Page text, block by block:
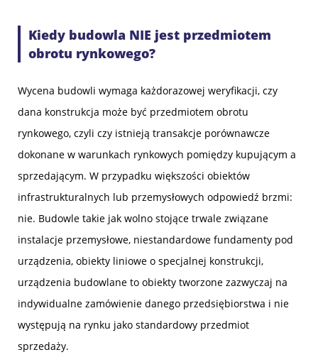
Kiedy budowla NIE jest przedmiotem
obrotu rynkowego?
Wycena budowli wymaga każdorazowej weryfikacji, czy
dana konstrukcja może być przedmiotem obrotu
rynkowego, czyli czy istnieją transakcje porównawcze
dokonane w warunkach rynkowych pomiędzy kupującym a
sprzedającym. W przypadku większości obiektów
infrastrukturalnych lub przemysłowych odpowiedź brzmi:
nie. Budowle takie jak wolno stojące trwale związane
instalacje przemysłowe, niestandardowe fundamenty pod
urządzenia, obiekty liniowe o specjalnej konstrukcji,
urządzenia budowlane to obiekty tworzone zazwyczaj na
indywidualne zamówienie danego przedsiębiorstwa i nie
występują na rynku jako standardowy przedmiot
sprzedaży.